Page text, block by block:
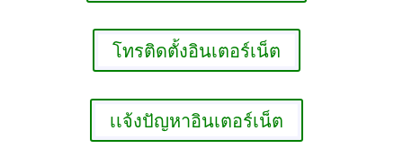
โทรติดตั้งอินเตอร์เน็ต
เเจ้งปัญหาอินเตอร์เน็ต